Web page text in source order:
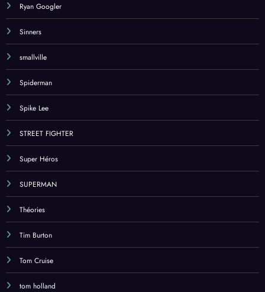
Ryan Googler
Sinners
smallville
Spiderman
Spike Lee
STREET FIGHTER
Super Héros
SUPERMAN
Théories
Tim Burton
Tom Cruise
tom holland